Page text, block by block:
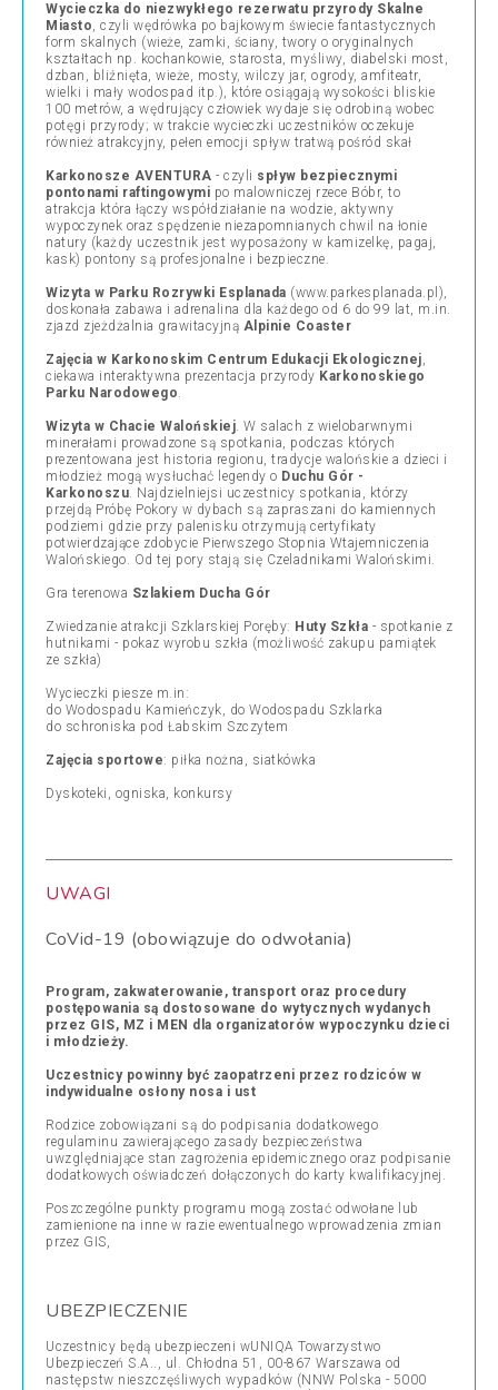
Wycieczka do niezwykłego rezerwatu przyrody Skalne
Miasto, czyli wędrówka po bajkowym świecie fantastycznych
form skalnych (wieże, zamki, ściany, twory o oryginalnych
kształtach np. kochankowie, starosta, myśliwy, diabelski most,
dzban, bliźnięta, wieże, mosty, wilczy jar, ogrody, amfiteatr,
wielki i mały wodospad itp.), które osiągają wysokości bliskie
100 metrów, a wędrujący człowiek wydaje się odrobiną wobec
potęgi przyrody; w trakcie wycieczki uczestników oczekuje
również atrakcyjny, pełen emocji spływ tratwą pośród skał
Karkonosze AVENTURA - czyli spływ bezpiecznymi
pontonami raftingowymi po malowniczej rzece Bóbr, to
atrakcja która łączy współdziałanie na wodzie, aktywny
wypoczynek oraz spędzenie niezapomnianych chwil na łonie
natury (każdy uczestnik jest wyposażony w kamizelkę, pagaj,
kask) pontony są profesjonalne i bezpieczne.
Wizyta w Parku Rozrywki Esplanada (www.parkesplanada.pl),
doskonała zabawa i adrenalina dla każdego od 6 do 99 lat, m.in.
zjazd zjeżdżalnia grawitacyjną Alpinie Coaster
Zajęcia w Karkonoskim Centrum Edukacji Ekologicznej,
ciekawa interaktywna prezentacja przyrody Karkonoskiego
Parku Narodowego.
Wizyta w Chacie Walońskiej. W salach z wielobarwnymi
minerałami prowadzone są spotkania, podczas których
prezentowana jest historia regionu, tradycje walońskie a dzieci i
młodzież mogą wysłuchać legendy o Duchu Gór -
Karkonoszu. Najdzielniejsi uczestnicy spotkania, którzy
przejdą Próbę Pokory w dybach są zapraszani do kamiennych
podziemi gdzie przy palenisku otrzymują certyfikaty
potwierdzające zdobycie Pierwszego Stopnia Wtajemniczenia
Walońskiego. Od tej pory stają się Czeladnikami Walońskimi.
Gra terenowa Szlakiem Ducha Gór
Zwiedzanie atrakcji Szklarskiej Poręby: Huty Szkła - spotkanie z
hutnikami - pokaz wyrobu szkła (możliwość zakupu pamiątek
ze szkła)
Wycieczki piesze m.in:
do Wodospadu Kamieńczyk, do Wodospadu Szklarka
do schroniska pod Łabskim Szczytem
Zajęcia sportowe: piłka nożna, siatkówka
Dyskoteki, ogniska, konkursy
UWAGI
CoVid-19 (obowiązuje do odwołania)
Program, zakwaterowanie, transport oraz procedury
postępowania są dostosowane do wytycznych wydanych
przez GIS, MZ i MEN dla organizatorów wypoczynku dzieci
i młodzieży.
Uczestnicy powinny być zaopatrzeni przez rodziców w
indywidualne osłony nosa i ust
Rodzice zobowiązani są do podpisania dodatkowego
regulaminu zawierającego zasady bezpieczeństwa
uwzględniające stan zagrożenia epidemicznego oraz podpisanie
dodatkowych oświadczeń dołączonych do karty kwalifikacyjnej.
Poszczególne punkty programu mogą zostać odwołane lub
zamienione na inne w razie ewentualnego wprowadzenia zmian
przez GIS,
UBEZPIECZENIE
Uczestnicy będą ubezpieczeni wUNIQA Towarzystwo
Ubezpieczeń S.A.., ul. Chłodna 51, 00-867 Warszawa od
następstw nieszczęśliwych wypadków (NNW Polska - 5000